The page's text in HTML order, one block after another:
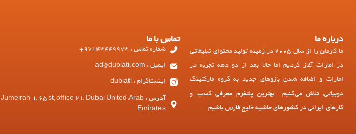
درباره ما
ما کارمان را از سال 2005 در زمینه تولید محتوای تبلیغاتی
در امارات آغاز کردیم اما حالا بعد از دو دهه تجربه در
امارات و اضافه شدن بازوهای جدید به گروه مارکتینگ
دوبیاتی تلاش می‌کنیم بهترین پلتفرم معرفی کسب و
کارهای ایرانی در کشورهای حاشیه خلیج فارس باشیم.
تماس با ما
شماره تماس : 97143449973+
ایمیل : ad@dubiati.com
اینستاگرام : dubiati
آدرس : Jumeirah 1, 65 st, office 21, Dubai United Arab
Emirates